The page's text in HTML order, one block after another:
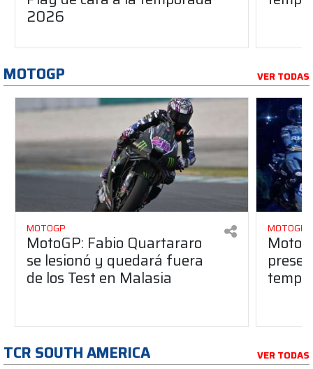
2026
MOTOGP VER TODAS
MOTOGP
MotoGP: Fabio Quartararo
se lesionó y quedará fuera
de los Test en Malasia
MOTOGP
TCR SOUTH AMERICA VER TODAS